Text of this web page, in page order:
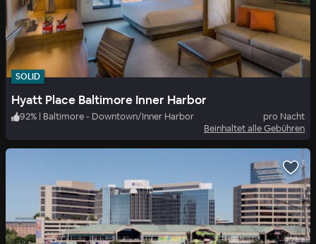
SOLID
Hyatt Place Baltimore Inner Harbor
92% | Baltimore - Downtown/Inner Harbor
pro Nacht
Beinhaltet alle Gebühren